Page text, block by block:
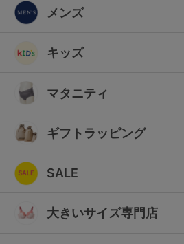
メンズ
キッズ
マタニティ
ギフトラッピング
SALE
大きいサイズ専門店